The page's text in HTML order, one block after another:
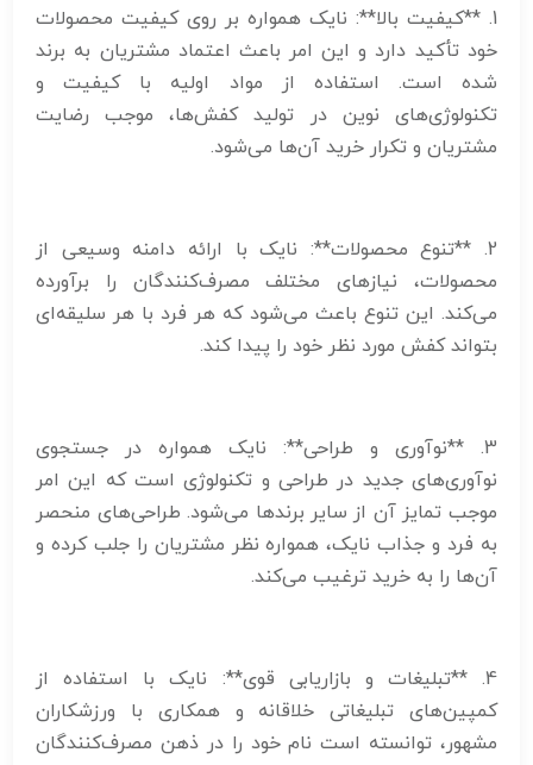
1. **کیفیت بالا**: نایک همواره بر روی کیفیت محصولات
خود تأکید دارد و این امر باعث اعتماد مشتریان به برند
شده است. استفاده از مواد اولیه با کیفیت و
تکنولوژی‌های نوین در تولید کفش‌ها، موجب رضایت
مشتریان و تکرار خرید آن‌ها می‌شود.
2. **تنوع محصولات**: نایک با ارائه دامنه وسیعی از
محصولات، نیازهای مختلف مصرف‌کنندگان را برآورده
می‌کند. این تنوع باعث می‌شود که هر فرد با هر سلیقه‌ای
بتواند کفش مورد نظر خود را پیدا کند.
3. **نوآوری و طراحی**: نایک همواره در جستجوی
نوآوری‌های جدید در طراحی و تکنولوژی است که این امر
موجب تمایز آن از سایر برندها می‌شود. طراحی‌های منحصر
به فرد و جذاب نایک، همواره نظر مشتریان را جلب کرده و
آن‌ها را به خرید ترغیب می‌کند.
4. **تبلیغات و بازاریابی قوی**: نایک با استفاده از
کمپین‌های تبلیغاتی خلاقانه و همکاری با ورزشکاران
مشهور، توانسته است نام خود را در ذهن مصرف‌کنندگان